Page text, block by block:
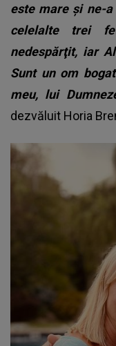
este mare şi ne-
celelalte trei
nedespărţit, iar
Sunt un om
meu, lui
dezvăluit Horia